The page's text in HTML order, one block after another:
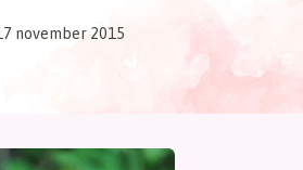
november 2015